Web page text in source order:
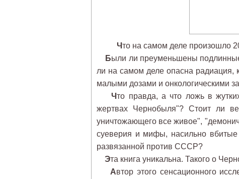
Что на самом деле произошло
Были ли преуменьшены
ли на самом деле опасна радиация,
малыми дозами и онкологическими
Что правда, а что ложь в
жертвах Чернобыля"? Стоит ли
уничтожающего все живое",
суеверия и мифы, насильно вбитые
развязанной против СССР?
Эта книга уникальна. Такого о
Автор этого сенсационного